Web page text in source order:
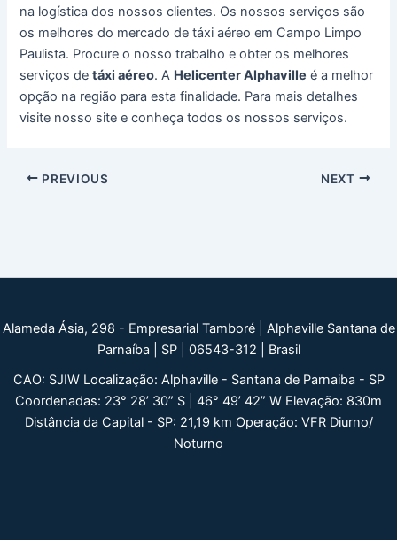
na logística dos nossos clientes. Os nossos serviços são
os melhores do mercado de táxi aéreo em Campo Limpo
Paulista. Procure o nosso trabalho e obter os melhores
serviços detáxi aéreo. A Helicenter Alphaville é a melhor
opção na região para esta finalidade. Para mais detalhes
visite nosso site e conheça todos os nossos serviços.
Post
PREVIOUS NEXT
Alameda Ásia, 298 - Empresarial Tamboré | Alphaville Santana de
Parnaíba | SP | 06543-312 | Brasil
CAO: SJIW Localização: Alphaville - Santana de Parnaiba - SP
Coordenadas: 23° 28’ 30” S | 46° 49’ 42” W Elevação: 830m
Distância da Capital - SP: 21,19 km Operação: VFR Diurno/
Noturno